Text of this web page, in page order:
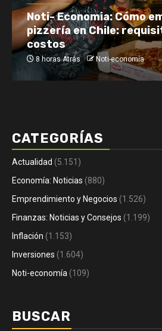
Noti- Economia: Cómo
pizzería en Chile:
costos
8 horas Atrás Noti-economía
CATEGORÍAS
Actualidad (5.151)
Economía: Noticias (880)
Emprendimiento y Negocios (1.526)
Finanzas: Noticias y Consejos (1.199)
Inflación (1.153)
Inversiones (1.604)
Noti-economía (109)
BUSCAR